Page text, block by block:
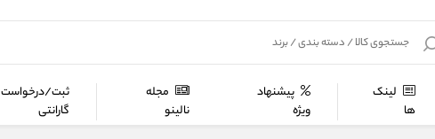
لینک
ها
پیشنهاد
ویژه
مجله
نالینو
ثبت/درخواست
گارانتی